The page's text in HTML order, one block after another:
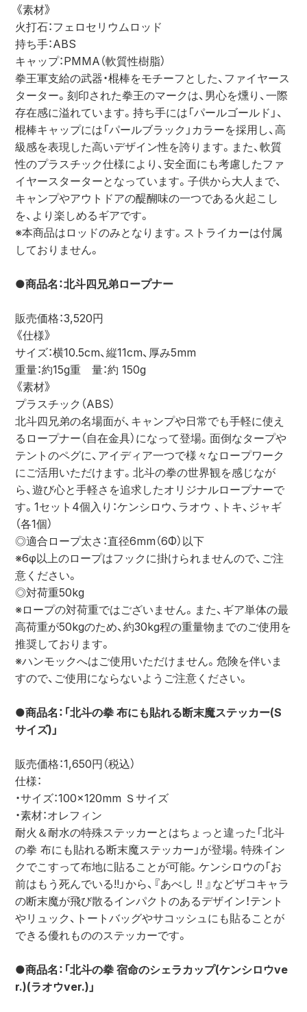
《素材》
火打石：フェロセリウムロッド
持ち手：ABS
キャップ：PMMA（軟質性樹脂）
拳王軍支給の武器・棍棒をモチーフとした、ファイヤース
ターター。刻印された拳王のマークは、男心を燻り、一際
存在感に溢れています。持ち手には「パールゴールド」、
棍棒キャップには「パールブラック」カラーを採用し、高
級感を表現した高いデザイン性を誇ります。また、軟質
性のプラスチック仕様により、安全面にも考慮したファ
イヤースターターとなっています。子供から大人まで、
キャンプやアウトドアの醍醐味の一つである火起こし
を、より楽しめるギアです。
※本商品はロッドのみとなります。ストライカーは付属
しておりません。
●商品名：北斗四兄弟ロープナー
販売価格：3,520円
《仕様》
サイズ：横10.5cm、縦11cm、厚み5mm
重量：約15g重　量：約 150g
《素材》
プラスチック（ABS）
北斗四兄弟の名場面が、キャンプや日常でも手軽に使え
るロープナー（自在金具）になって登場。面倒なタープや
テントのペグに、アイディア一つで様々なロープワーク
にご活用いただけます。北斗の拳の世界観を感じなが
ら、遊び心と手軽さを追求したオリジナルロープナーで
す。1セット4個入り：ケンシロウ、ラオウ 、トキ、ジャギ
（各1個）
◎適合ロープ太さ：直径6mm（6Φ）以下
※6φ以上のロープはフックに掛けられませんので、ご注
意ください。
◎対荷重50kg
※ロープの対荷重ではございません。また、ギア単体の最
高荷重が50kgのため、約30kg程の重量物までのご使用を
推奨しております。
※ハンモックへはご使用いただけません。危険を伴いま
すので、ご使用にならないようご注意ください。
●商品名：「北斗の拳 布にも貼れる断末魔ステッカー(S
サイズ)」
販売価格：1,650円（税込）
仕様：
・サイズ：100×120mm Ｓサイズ
・素材：オレフィン
耐火＆耐水の特殊ステッカーとはちょっと違った「北斗
の拳 布にも貼れる断末魔ステッカー」が登場。特殊イン
クでこすって布地に貼ることが可能。ケンシロウの「お
前はもう死んでいる!!」から、『あべし !! 』などザコキャラ
の断末魔が飛び散るインパクトのあるデザイン！テント
やリュック、トートバッグやサコッシュにも貼ることが
できる優れもののステッカーです。
●商品名：「北斗の拳 宿命のシェラカップ(ケンシロウve
r.)(ラオウver.)」